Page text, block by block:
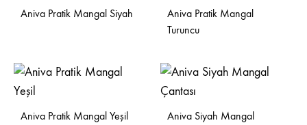
Aniva Pratik Mangal Siyah
Aniva Pratik Mangal
Turuncu
Aniva Pratik Mangal Yeşil
Aniva Siyah Mangal